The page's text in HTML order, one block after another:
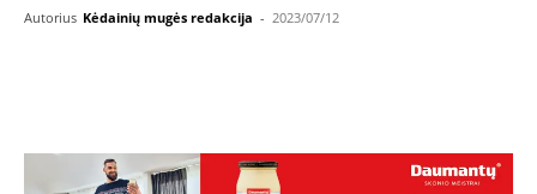
Autorius Kėdainių mugės redakcija - 2023/07/12